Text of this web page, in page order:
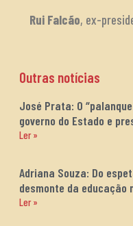
Rui Falcão, ex-
Outras notícias
José Prata: O
governo do Estado e
Ler »
Adriana Souza: Do
desmonte da educação
Ler »